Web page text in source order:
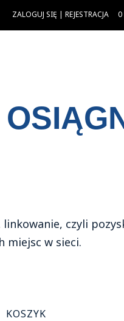
ZALOGUJ SIĘ | REJESTRACJA 0
czyli
miejsc w sieci.
KOSZYK